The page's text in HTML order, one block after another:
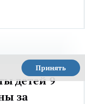
Принять
детей 9
за